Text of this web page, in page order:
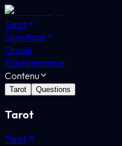
Tarot
Questions
Oracle
Ennéagramme
Contenu
Tarot Questions
Tarot
Tarot